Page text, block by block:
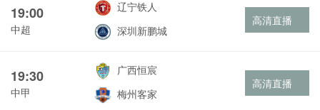
19:00
中超
辽宁铁人
深圳新鹏城
高清直播
19:30
中甲
广西恒宸
梅州客家
高清直播